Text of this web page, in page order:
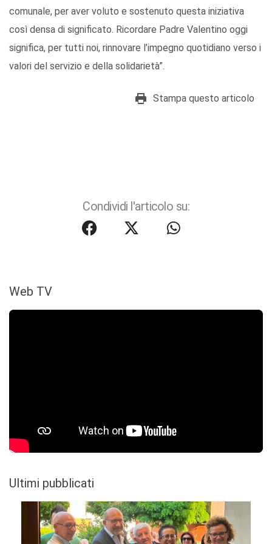
comunale, per aver voluto e sostenuto questa iniziativa
così densa di significato. Ricordare Padre Valentino oggi
significa, per tutti noi, rinnovare l’impegno quotidiano verso i
valori del servizio e della solidarietà”.
Stampa questo articolo
Condividi l'articolo su:
Web TV
Ultimi pubblicati